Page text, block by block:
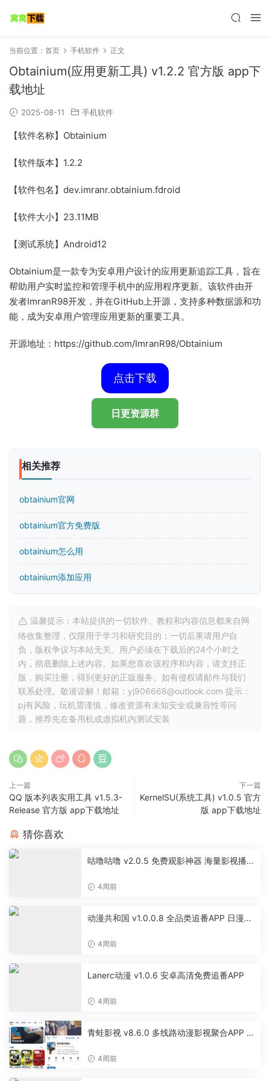
当前位置： 首页 手机软件 正文
Obtainium(应用更新工具) v1.2.2 官方版 app下
载地址
2025-08-11 手机软件
【软件名称】Obtainium
【软件版本】1.2.2
【软件包名】dev.imranr.obtainium.fdroid
【软件大小】23.11MB
【测试系统】Android12
Obtainium是一款专为安卓用户设计的应用更新追踪工具，旨在
帮助用户实时监控和管理手机中的应用程序更新。该软件由开
发者ImranR98开发，并在GitHub上开源，支持多种数据源和功
能，成为安卓用户管理应用更新的重要工具。
开源地址：https://github.com/ImranR98/Obtainium
点击下载
日更资源群
相关推荐
obtainium官网
obtainium官方免费版
obtainium怎么用
obtainium添加应用
温馨提示：本站提供的一切软件、教程和内容信息都来自网
络收集整理，仅限用于学习和研究目的；一切后果请用户自
负，版权争议与本站无关。用户必须在下载后的24个小时之
内，彻底删除上述内容。如果您喜欢该程序和内容，请支持正
版，购买注册，得到更好的正版服务。如有侵权请邮件与我们
联系处理。敬请谅解！邮箱：yj906668@outlook.com 提示：
pj有风险，玩机需谨慎，修改资源有未知安全或兼容性等问
题，推荐先在备用机或虚拟机内测试安装
上一篇
QQ 版本列表实用工具 v1.5.3-
Release 官方版 app下载地址
下一篇
KernelSU(系统工具) v1.0.5 官方
版 app下载地址
猜你喜欢
咕噜咕噜 v2.0.5 免费观影神器 海量影视播放
4周前
动漫共和国 v1.0.0.8 全品类追番APP 日漫国
4周前
Lanerc动漫 v1.0.6 安卓高清免费追番APP
4周前
青蛙影视 v8.6.0 多线路动漫影视聚合APP 免
4周前